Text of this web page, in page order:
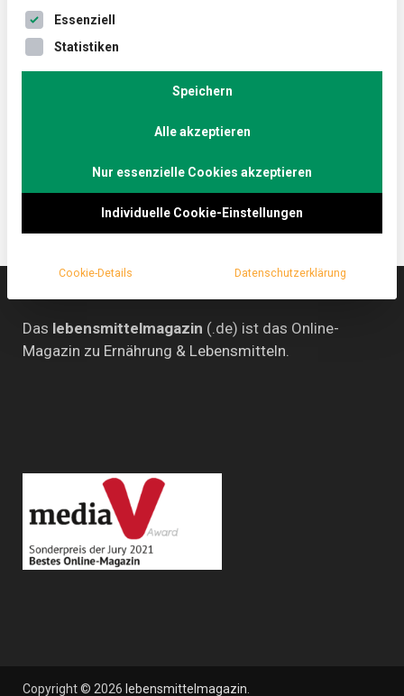
19. Juni 2021
(Fleisch-)Weglassens:
Nicht durch Beschränkungen und Verbote, sondern
durch den Anreiz einer kunterbunten Auswahl
internationaler pflanzlicher Lebensmittel mit guter
Ernährung optimieren. Lebensmittelmagazin.de hat
Das lebensmittelmagazin (.de) ist das Online-
Magazin zu Ernährung & Lebensmitteln.
Copyright © 2026 lebensmittelmagazin
Es folgt eine Liste der Service-Gruppen, für die eine
Essenziell
Statistiken
Speichern
Alle akzeptieren
Nur essenzielle Cookies akzeptieren
Individuelle Cookie-Einstellungen
Cookie-Details Datenschutzerklärung